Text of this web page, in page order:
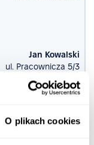
O plikach cookies
Jan Kowalski
ul. Pracownicza 5/3
00-000 Warszawa
pracy,